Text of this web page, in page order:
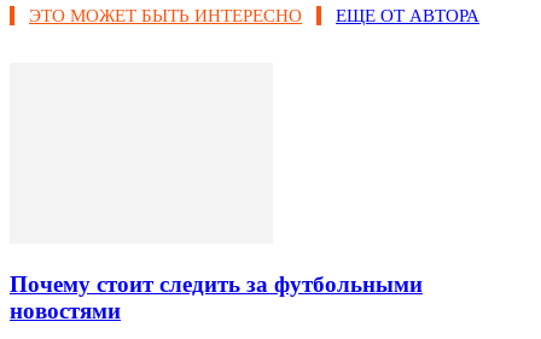
ЭТО МОЖЕТ БЫТЬ ИНТЕРЕСНО ЕЩЕ ОТ АВТОРА
Почему стоит следить за футбольными
новостями